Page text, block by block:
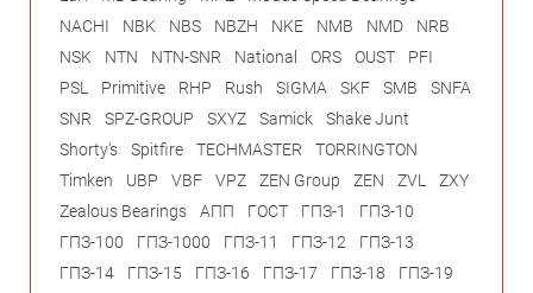
NACHI
NBK NBS NBZH NKE NMB NMD
NRB
NSK
NTN NTN-SNR National ORS OUST
PFI
PSL
Primitive RHP Rush SIGMA SKF SMB
SNFA
SNR
SPZ-GROUP SXYZ Samick
Shake Junt
Shorty's
Spitfire TECHMASTER
TORRINGTON
Timken
UBP VBF VPZ ZEN Group ZEN ZVL
ZXY
Zealous Bearings
АПП ГОСТ ГПЗ-1
ГПЗ-10
ГПЗ-100
ГПЗ-1000 ГПЗ-11 ГПЗ-12
ГПЗ-13
ГПЗ-14
ГПЗ-15 ГПЗ-16 ГПЗ-17 ГПЗ-18
ГПЗ-19